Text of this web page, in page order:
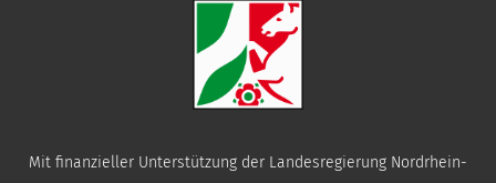
Mit finanzieller Unterstützung der Landesregierung Nordrhein-